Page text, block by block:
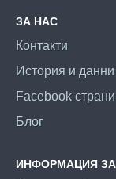
ЗА НАС
Контакти
История и
Facebook
Блог
ИНФОРМАЦИЯ